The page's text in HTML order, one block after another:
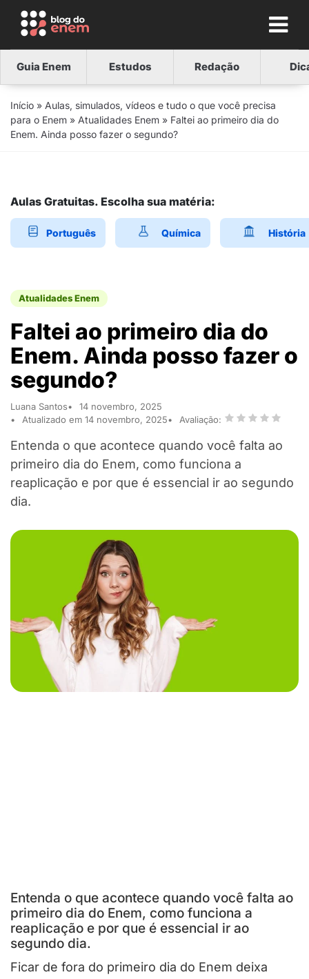
Guia Enem Estudos Redação
Início » Aulas, simulados, vídeos e tudo o que você precisa
para o Enem » Atualidades Enem » Faltei ao primeiro dia do
Enem. Ainda posso fazer o segundo?
Aulas Gratuitas. Escolha sua matéria:
Português Química História
Atualidades Enem
Faltei ao primeiro dia do
Enem. Ainda posso fazer o
segundo?
Luana Santos
14 novembro, 2025
Atualizado em 14 novembro, 2025
Avaliação:
Entenda o que acontece quando você falta ao
primeiro dia do Enem, como funciona a
reaplicação e por que é essencial ir ao segundo
dia.
Entenda o que acontece quando você falta ao
primeiro dia do Enem, como funciona a
reaplicação e por que é essencial ir ao
segundo dia.
Ficar de fora do primeiro dia do Enem deixa